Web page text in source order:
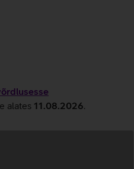
alates 11.08.2026